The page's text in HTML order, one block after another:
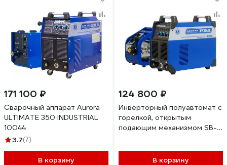
171 100 ₽
Сварочный аппарат Aurora
ULTIMATE 350 INDUSTRIAL
10044
3.7(7)
В корзину
124 800 ₽
Инверторный полуавтомат с
горелкой, открытым
подающим механизмом SB-
350 IGBT 11996
В корзину